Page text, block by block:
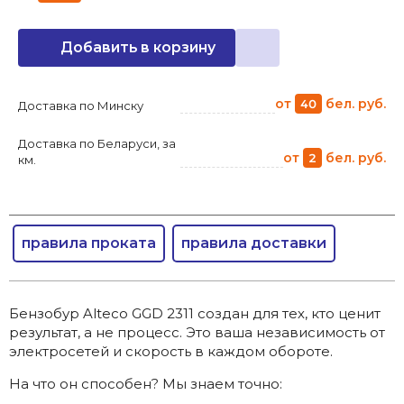
Добавить в корзину
Доставка по Минску от 40 бел. руб.
Доставка по Беларуси, за
км.
от 2 бел. руб.
правила проката правила доставки
Бензобур Alteco GGD 2311 создан для тех, кто ценит
результат, а не процесс. Это ваша независимость от
электросетей и скорость в каждом обороте.
На что он способен? Мы знаем точно: